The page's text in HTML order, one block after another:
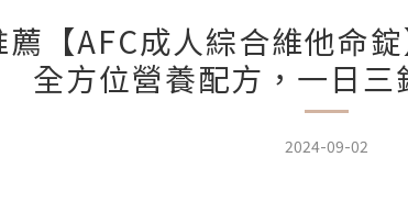
【AFC成人綜合維他命
全方位營養配方，一日
2024-09-02